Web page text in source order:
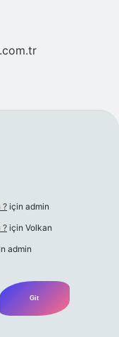
? için admin
? için Volkan
admin